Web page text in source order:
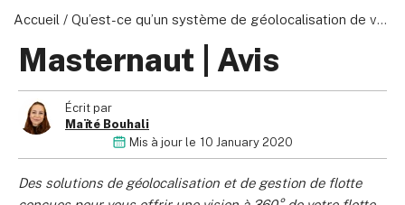
Accueil / Qu’est-ce qu’un système de géolocalisation de véhicules ?
Masternaut | Avis
Écrit par
Maïté Bouhali
Mis à jour le 10 January 2020
Des solutions de géolocalisation et de gestion de flotte